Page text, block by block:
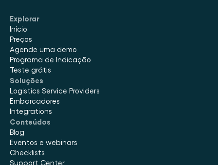
Explorar
Início
Preços
Agende uma demo
Programa de Indicação
Teste grátis
Soluções
Logistics Service Providers
Embarcadores
Integrations
Conteúdos
Blog
Eventos e webinars
Checklists
Support Center